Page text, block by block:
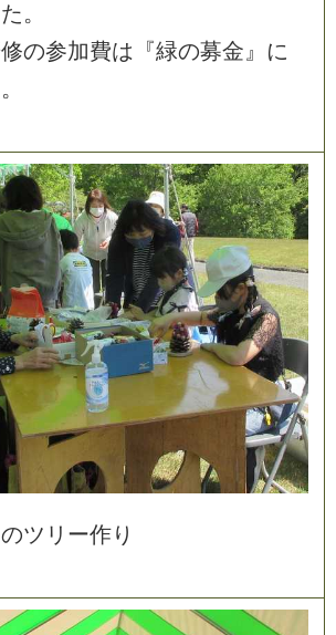
た。
修の参加費は 『緑の募金 』 に
。
のツ リ ー作り